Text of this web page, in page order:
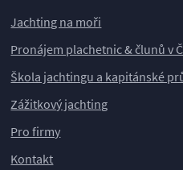
Jachting na moři
Pronájem plachetnic & člunů v
Škola jachtingu a kapitánské
Zážitkový jachting
Pro firmy
Kontakt